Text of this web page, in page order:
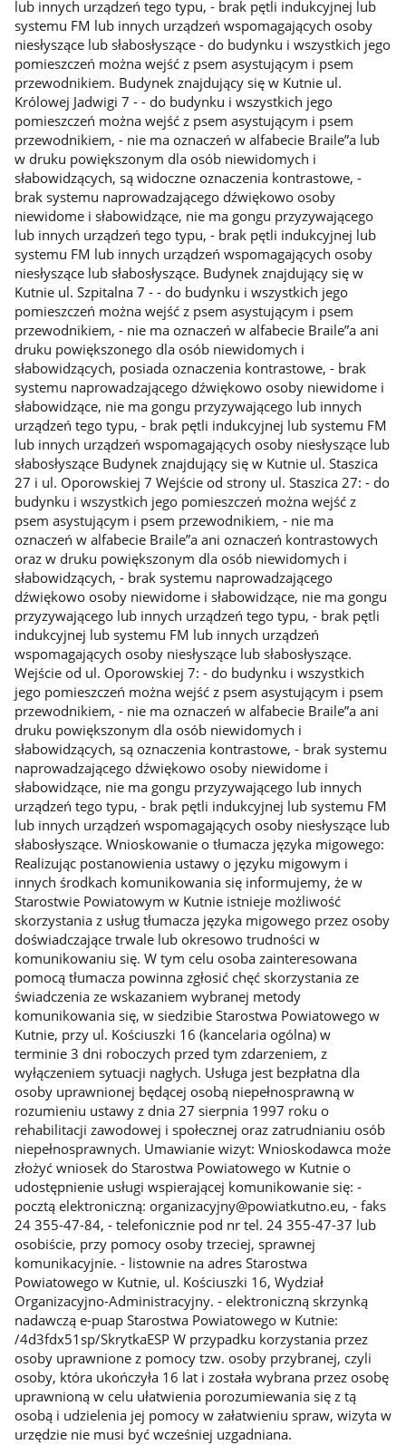
lub innych urządzeń tego typu, - brak pętli indukcyjnej lub
systemu FM lub innych urządzeń wspomagających osoby
niesłyszące lub słabosłyszące - do budynku i wszystkich jego
pomieszczeń można wejść z psem asystującym i psem
przewodnikiem. Budynek znajdujący się w Kutnie ul.
Królowej Jadwigi 7 - - do budynku i wszystkich jego
pomieszczeń można wejść z psem asystującym i psem
przewodnikiem, - nie ma oznaczeń w alfabecie Braile”a lub
w druku powiększonym dla osób niewidomych i
słabowidzących, są widoczne oznaczenia kontrastowe, -
brak systemu naprowadzającego dźwiękowo osoby
niewidome i słabowidzące, nie ma gongu przyzywającego
lub innych urządzeń tego typu, - brak pętli indukcyjnej lub
systemu FM lub innych urządzeń wspomagających osoby
niesłyszące lub słabosłyszące. Budynek znajdujący się w
Kutnie ul. Szpitalna 7 - - do budynku i wszystkich jego
pomieszczeń można wejść z psem asystującym i psem
przewodnikiem, - nie ma oznaczeń w alfabecie Braile”a ani
druku powiększonego dla osób niewidomych i
słabowidzących, posiada oznaczenia kontrastowe, - brak
systemu naprowadzającego dźwiękowo osoby niewidome i
słabowidzące, nie ma gongu przyzywającego lub innych
urządzeń tego typu, - brak pętli indukcyjnej lub systemu FM
lub innych urządzeń wspomagających osoby niesłyszące lub
słabosłyszące Budynek znajdujący się w Kutnie ul. Staszica
27 i ul. Oporowskiej 7 Wejście od strony ul. Staszica 27: - do
budynku i wszystkich jego pomieszczeń można wejść z
psem asystującym i psem przewodnikiem, - nie ma
oznaczeń w alfabecie Braile”a ani oznaczeń kontrastowych
oraz w druku powiększonym dla osób niewidomych i
słabowidzących, - brak systemu naprowadzającego
dźwiękowo osoby niewidome i słabowidzące, nie ma gongu
przyzywającego lub innych urządzeń tego typu, - brak pętli
indukcyjnej lub systemu FM lub innych urządzeń
wspomagających osoby niesłyszące lub słabosłyszące.
Wejście od ul. Oporowskiej 7: - do budynku i wszystkich
jego pomieszczeń można wejść z psem asystującym i psem
przewodnikiem, - nie ma oznaczeń w alfabecie Braile”a ani
druku powiększonym dla osób niewidomych i
słabowidzących, są oznaczenia kontrastowe, - brak systemu
naprowadzającego dźwiękowo osoby niewidome i
słabowidzące, nie ma gongu przyzywającego lub innych
urządzeń tego typu, - brak pętli indukcyjnej lub systemu FM
lub innych urządzeń wspomagających osoby niesłyszące lub
słabosłyszące. Wnioskowanie o tłumacza języka migowego:
Realizując postanowienia ustawy o języku migowym i
innych środkach komunikowania się informujemy, że w
Starostwie Powiatowym w Kutnie istnieje możliwość
skorzystania z usług tłumacza języka migowego przez osoby
doświadczające trwale lub okresowo trudności w
komunikowaniu się. W tym celu osoba zainteresowana
pomocą tłumacza powinna zgłosić chęć skorzystania ze
świadczenia ze wskazaniem wybranej metody
komunikowania się, w siedzibie Starostwa Powiatowego w
Kutnie, przy ul. Kościuszki 16 (kancelaria ogólna) w
terminie 3 dni roboczych przed tym zdarzeniem, z
wyłączeniem sytuacji nagłych. Usługa jest bezpłatna dla
osoby uprawnionej będącej osobą niepełnosprawną w
rozumieniu ustawy z dnia 27 sierpnia 1997 roku o
rehabilitacji zawodowej i społecznej oraz zatrudnianiu osób
niepełnosprawnych. Umawianie wizyt: Wnioskodawca może
złożyć wniosek do Starostwa Powiatowego w Kutnie o
udostępnienie usługi wspierającej komunikowanie się: -
pocztą elektroniczną: organizacyjny@powiatkutno.eu, - faks
24 355-47-84, - telefonicznie pod nr tel. 24 355-47-37 lub
osobiście, przy pomocy osoby trzeciej, sprawnej
komunikacyjnie. - listownie na adres Starostwa
Powiatowego w Kutnie, ul. Kościuszki 16, Wydział
Organizacyjno-Administracyjny. - elektroniczną skrzynką
nadawczą e-puap Starostwa Powiatowego w Kutnie:
/4d3fdx51sp/SkrytkaESP W przypadku korzystania przez
osoby uprawnione z pomocy tzw. osoby przybranej, czyli
osoby, która ukończyła 16 lat i została wybrana przez osobę
uprawnioną w celu ułatwienia porozumiewania się z tą
osobą i udzielenia jej pomocy w załatwieniu spraw, wizyta w
urzędzie nie musi być wcześniej uzgadniana.